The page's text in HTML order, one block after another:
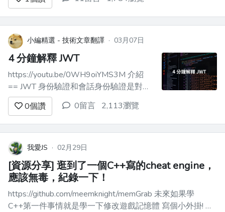
經驗1年以下、無經驗可， 雖然沒有學過 Vue，但要求...
小編精選 - 技術文章翻譯 · 03月07日
4 分鐘解釋 JWT
https://youtu.be/0WH9oiYMS3M 介紹
== JWT 身份驗證和會話身份驗證是對
Web 應用程式使用者進行身份驗證的方
法。 在本文中，我們將解釋 JWT 的詳細
資訊、其結構及其優缺點。 JWT 代表
**JSON Web Token** ，它是一種常...
0個讚 0留言 2,113瀏覽
我愛JS · 02月29日
[資源分享] 逛到了一個C++寫的cheat engine，
應該無毒，紀錄一下！
https://github.com/meemknight/memGrab 未來如果學
C++第一件事情就是學一下修改遊戲記憶體 寫個小外掛! 之